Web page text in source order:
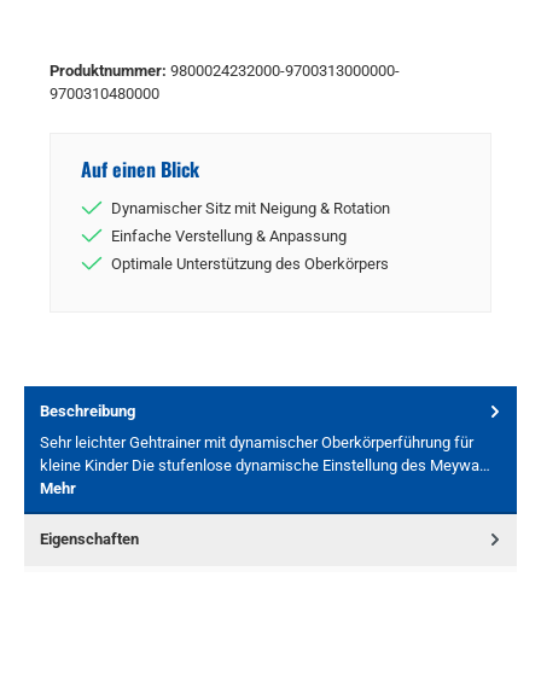
Produktnummer: 9800024232000-9700313000000-
9700310480000
Auf einen Blick
Dynamischer Sitz mit Neigung & Rotation
Einfache Verstellung & Anpassung
Optimale Unterstützung des Oberkörpers
Beschreibung
Sehr leichter Gehtrainer mit dynamischer Oberkörperführung für
kleine Kinder Die stufenlose dynamische Einstellung des Meywa…
Mehr
Eigenschaften